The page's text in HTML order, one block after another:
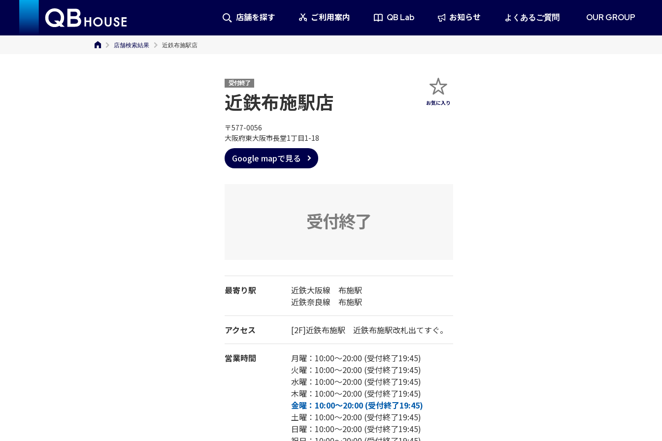
店舗を探す ご利用案内 QB Lab お知らせ よくあるご質問 OUR GROUP
店舗検索結果 近鉄布施駅店
受付終了
近鉄布施駅店
〒577-0056
大阪府東大阪市長堂1丁目1-18
Google mapで見る
受付終了
最寄り駅
近鉄大阪線 布施駅
近鉄奈良線 布施駅
アクセス [2F]近鉄布施駅 近鉄布施駅改札出てすぐ。
営業時間
月曜：10:00～20:00 (受付終了19:45)
火曜：10:00～20:00 (受付終了19:45)
水曜：10:00～20:00 (受付終了19:45)
木曜：10:00～20:00 (受付終了19:45)
金曜：10:00～20:00 (受付終了19:45)
土曜：10:00～20:00 (受付終了19:45)
日曜：10:00～20:00 (受付終了19:45)